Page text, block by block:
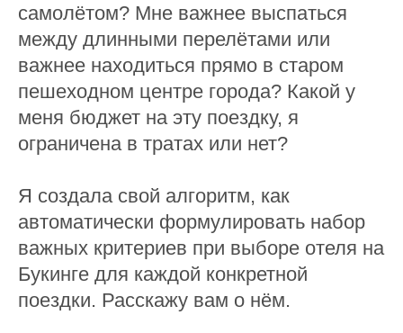
самолётом? Мне важнее выспаться
между длинными перелётами или
важнее находиться прямо в старом
пешеходном центре города? Какой у
меня бюджет на эту поездку, я
ограничена в тратах или нет?
Я создала свой алгоритм, как
автоматически формулировать набор
важных критериев при выборе отеля на
Букинге для каждой конкретной
поездки. Расскажу вам о нём.